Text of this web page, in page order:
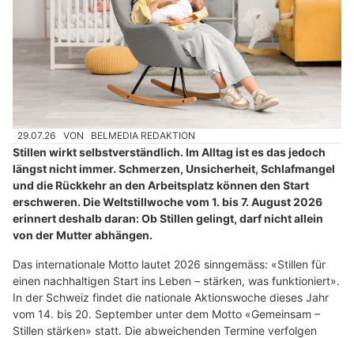
29.07.26 VON BELMEDIA REDAKTION
Stillen wirkt selbstverständlich. Im Alltag ist es das jedoch
längst nicht immer. Schmerzen, Unsicherheit, Schlafmangel
und die Rückkehr an den Arbeitsplatz können den Start
erschweren. Die Weltstillwoche vom 1. bis 7. August 2026
erinnert deshalb daran: Ob Stillen gelingt, darf nicht allein
von der Mutter abhängen.
Das internationale Motto lautet 2026 sinngemäss: «Stillen für
einen nachhaltigen Start ins Leben – stärken, was funktioniert».
In der Schweiz findet die nationale Aktionswoche dieses Jahr
vom 14. bis 20. September unter dem Motto «Gemeinsam –
Stillen stärken» statt. Die abweichenden Termine verfolgen